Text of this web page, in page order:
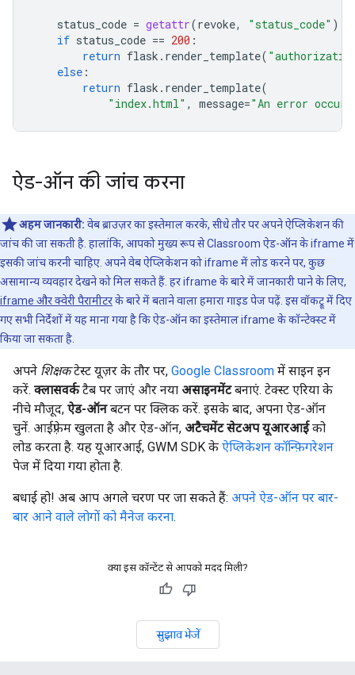
status_code = getattr(revoke, "status_code" )
if status_code == 200 :
return flask . render_template(
else :
return flask . render_template(
"index.html" , message="An error
ऐड-ऑन की जांच करना
अहम जानकारी: वेब ब्राउज़र का इस्तेमाल करके, सीधे तौर पर अपने ऐप्लिकेशन की
जांच की जा सकती है. हालांकि, आपको मुख्य रूप से Classroom ऐड-ऑन के iframe में
इसकी जांच करनी चाहिए. अपने वेब ऐप्लिकेशन को iframe में लोड करने पर, कुछ
असामान्य व्यवहार देखने को मिल सकते हैं. हर iframe के बारे में जानकारी पाने के लिए,
iframe और क्वेरी पैरामीटरके बारे में बताने वाला हमारा गाइड पेज पढ़ें. इस वॉकट्रू में दिए
गए सभी निर्देशों में यह माना गया है कि ऐड-ऑन का इस्तेमाल iframe के कॉन्टेक्स्ट में
किया जा सकता है.
अपने शिक्षकटेस्ट यूज़र के तौर पर, Google Classroom में साइन इन
करें. क्लासवर्कटैब पर जाएं और नया असाइनमेंटबनाएं. टेक्स्ट एरिया के
नीचे मौजूद, ऐड-ऑनबटन पर क्लिक करें. इसके बाद, अपना ऐड-ऑन
चुनें. आईफ़्रेम खुलता है और ऐड-ऑन, अटैचमेंट सेटअप यूआरआईको
लोड करता है. यह यूआरआई, GWM SDK के ऐप्लिकेशन कॉन्फ़िगरेशन
पेज में दिया गया होता है.
बधाई हो! अब आप अगले चरण पर जा सकते हैं: अपने ऐड-ऑन पर बार-
बार आने वाले लोगों को मैनेज करना.
क्या इस कॉन्टेंट से आपको मदद मिली?
सुझाव भेजें